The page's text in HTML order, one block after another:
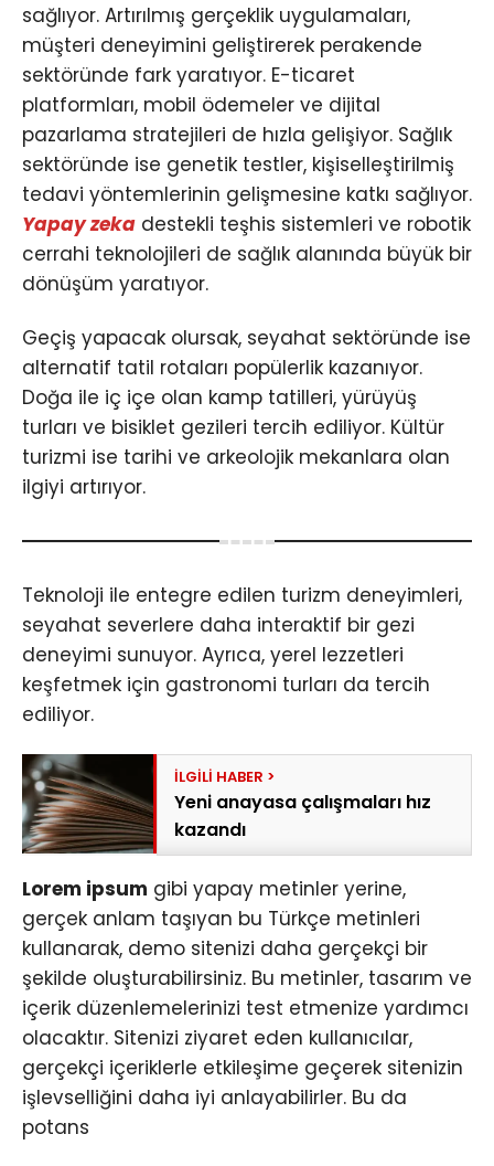
sağlıyor. Artırılmış gerçeklik uygulamaları,
müşteri deneyimini geliştirerek perakende
sektöründe fark yaratıyor. E-ticaret
platformları, mobil ödemeler ve dijital
pazarlama stratejileri de hızla gelişiyor. Sağlık
sektöründe ise genetik testler, kişiselleştirilmiş
tedavi yöntemlerinin gelişmesine katkı sağlıyor.
Yapay zeka destekli teşhis sistemleri ve robotik
cerrahi teknolojileri de sağlık alanında büyük bir
dönüşüm yaratıyor.
Geçiş yapacak olursak, seyahat sektöründe ise
alternatif tatil rotaları popülerlik kazanıyor.
Doğa ile iç içe olan kamp tatilleri, yürüyüş
turları ve bisiklet gezileri tercih ediliyor. Kültür
turizmi ise tarihi ve arkeolojik mekanlara olan
ilgiyi artırıyor.
Teknoloji ile entegre edilen turizm deneyimleri,
seyahat severlere daha interaktif bir gezi
deneyimi sunuyor. Ayrıca, yerel lezzetleri
keşfetmek için gastronomi turları da tercih
ediliyor.
Yeni anayasa çalışmaları hız
kazandı
Lorem ipsum gibi yapay metinler yerine,
gerçek anlam taşıyan bu Türkçe metinleri
kullanarak, demo sitenizi daha gerçekçi bir
şekilde oluşturabilirsiniz. Bu metinler, tasarım ve
içerik düzenlemelerinizi test etmenize yardımcı
olacaktır. Sitenizi ziyaret eden kullanıcılar,
gerçekçi içeriklerle etkileşime geçerek sitenizin
işlevselliğini daha iyi anlayabilirler. Bu da
potans